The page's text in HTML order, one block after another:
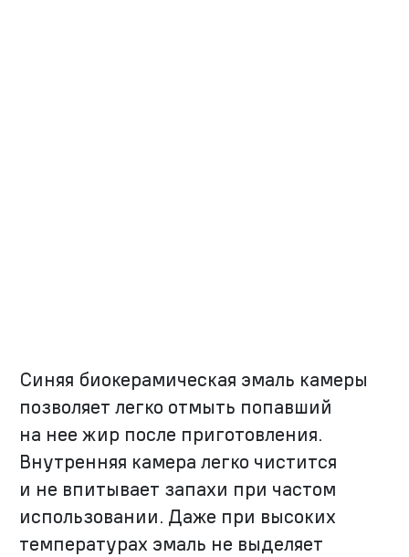
Синяя биокерамическая эмаль камеры
позволяет легко отмыть попавший
на нее жир после приготовления.
Внутренняя камера легко чистится
и не впитывает запахи при частом
использовании. Даже при высоких
температурах эмаль не выделяет